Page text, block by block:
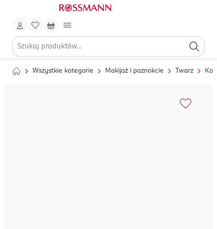
Wszystkie kategorie Makijaż i paznokcie Twarz